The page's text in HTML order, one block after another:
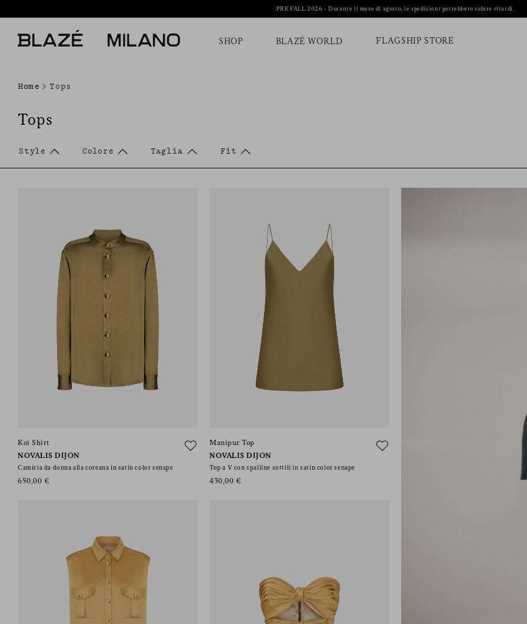
PRE FALL 2026 - Durante il mese di agosto, le spedizioni potrebbero subire ritardi.
SHOP BLAZÉ WORLD FLAGSHIP STORE
Home Tops
Tops
Style Colore Taglia Fit
Koi Shirt
NOVALIS DIJON
Camicia da donna alla coreana in satin color senape
650,00 €
Manipur Top
NOVALIS DIJON
Top a V con spalline sottili in satin color senape
430,00 €